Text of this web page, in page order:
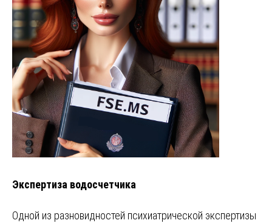
Экспертиза водосчетчика
Одной из разновидностей психиатрической экспертизы